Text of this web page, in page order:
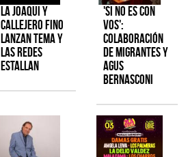
La Joaqui y
Callejero Fino
lanzan tema y
las redes
estallan
'Si No Es Con
Vos':
colaboración
de Migrantes y
Agus
Bernasconi